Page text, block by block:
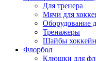
Для тренера
Мячи для
Оборудование
Тренажеры
Шайбы
Флорбол
Клюшки для